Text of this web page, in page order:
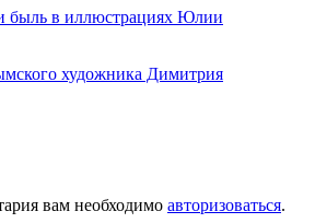
быль в иллюстрациях Юлии
художника Димитрия
вам необходимо авторизоваться.